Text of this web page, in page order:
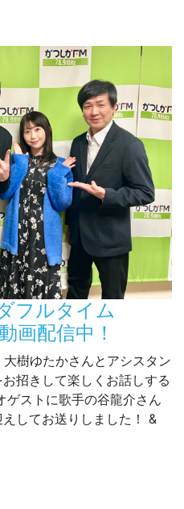
フルタイム
画配信中！
樹ゆたかさんとアシスタン
招きして楽しくお話しする
ゲストに歌手の谷龍介さん
してお送りしました！ &